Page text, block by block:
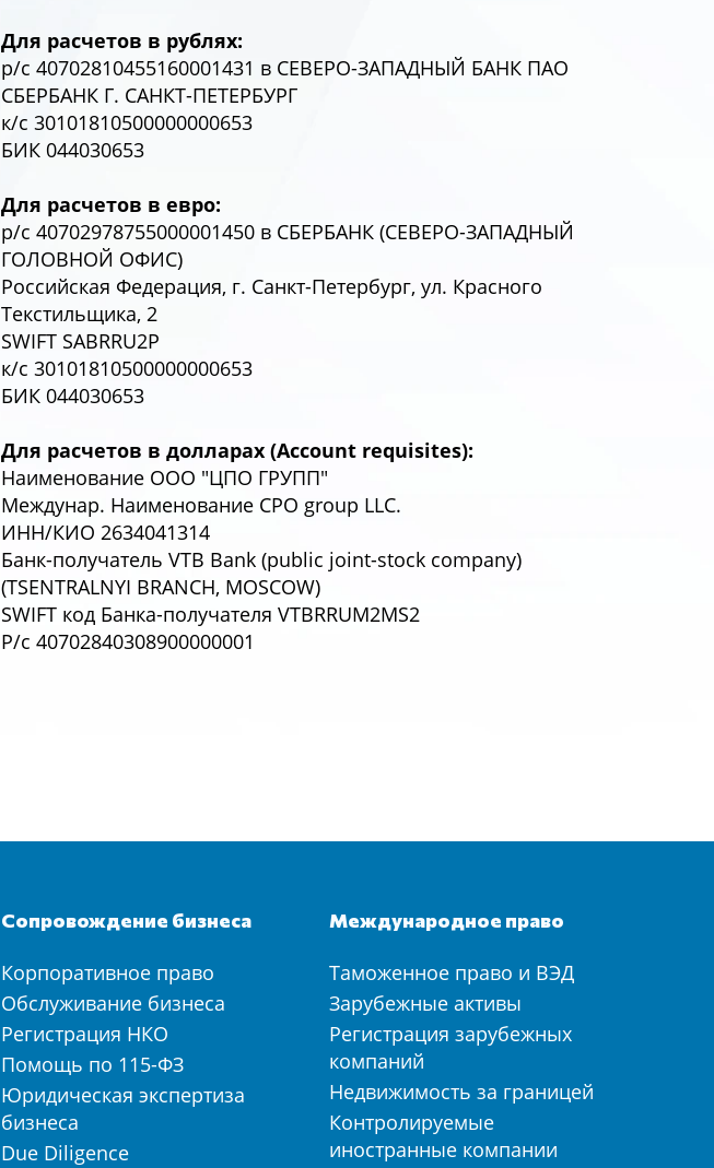
Для расчетов в рублях:
р/с 40702810455160001431 в СЕВЕРО-ЗАПАДНЫЙ БАНК ПАО
СБЕРБАНК Г. САНКТ-ПЕТЕРБУРГ
к/с 30101810500000000653
БИК 044030653
Для расчетов в евро:
р/с 40702978755000001450 в СБЕРБАНК (СЕВЕРО-ЗАПАДНЫЙ
ГОЛОВНОЙ ОФИС)
Российская Федерация, г. Санкт-Петербург, ул. Красного
Текстильщика, 2
SWIFT SABRRU2P
к/с 30101810500000000653
БИК 044030653
Для расчетов в долларах (Account requisites):
Наименование ООО "ЦПО ГРУПП"
Междунар. Наименование CPO group LLC.
ИНН/КИО 2634041314
Банк-получатель VTB Bank (public joint-stock company)
(TSENTRALNYI BRANCH, MOSCOW)
SWIFT код Банка-получателя VTBRRUM2MS2
Р/с 40702840308900000001
Сопровождение бизнеса
Корпоративное право
Обслуживание бизнеса
Регистрация НКО
Помощь по 115-ФЗ
Юридическая экспертиза
бизнеса
Due Diligence
Международное право
Таможенное право и ВЭД
Зарубежные активы
Регистрация зарубежных
компаний
Недвижимость за границей
Контролируемые
иностранные компании